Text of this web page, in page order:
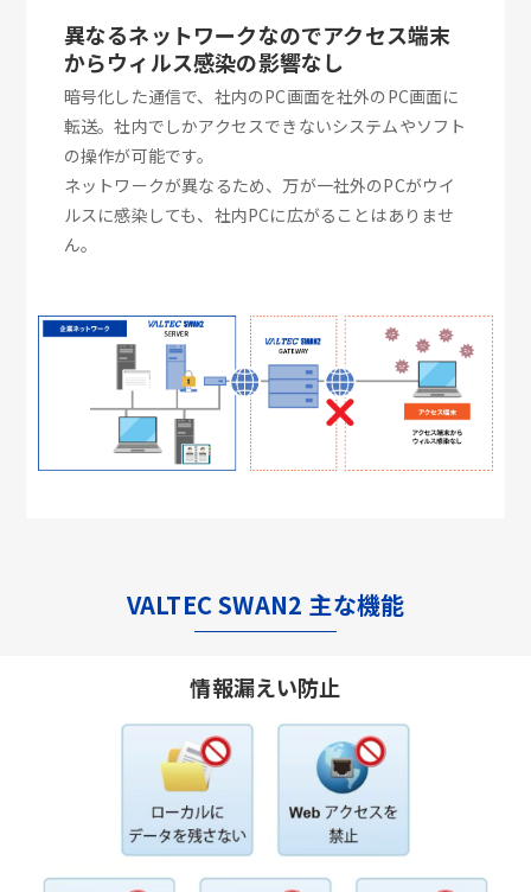
異なるネットワークなのでアクセス端末
からウィルス感染の影響なし
暗号化した通信で、社内のPC画面を社外のPC画面に
転送。社内でしかアクセスできないシステムやソフト
の操作が可能です。
ネットワークが異なるため、万が一社外のPCがウイ
ルスに感染しても、社内PCに広がることはありませ
ん。
VALTEC SWAN2 主な機能
情報漏えい防止